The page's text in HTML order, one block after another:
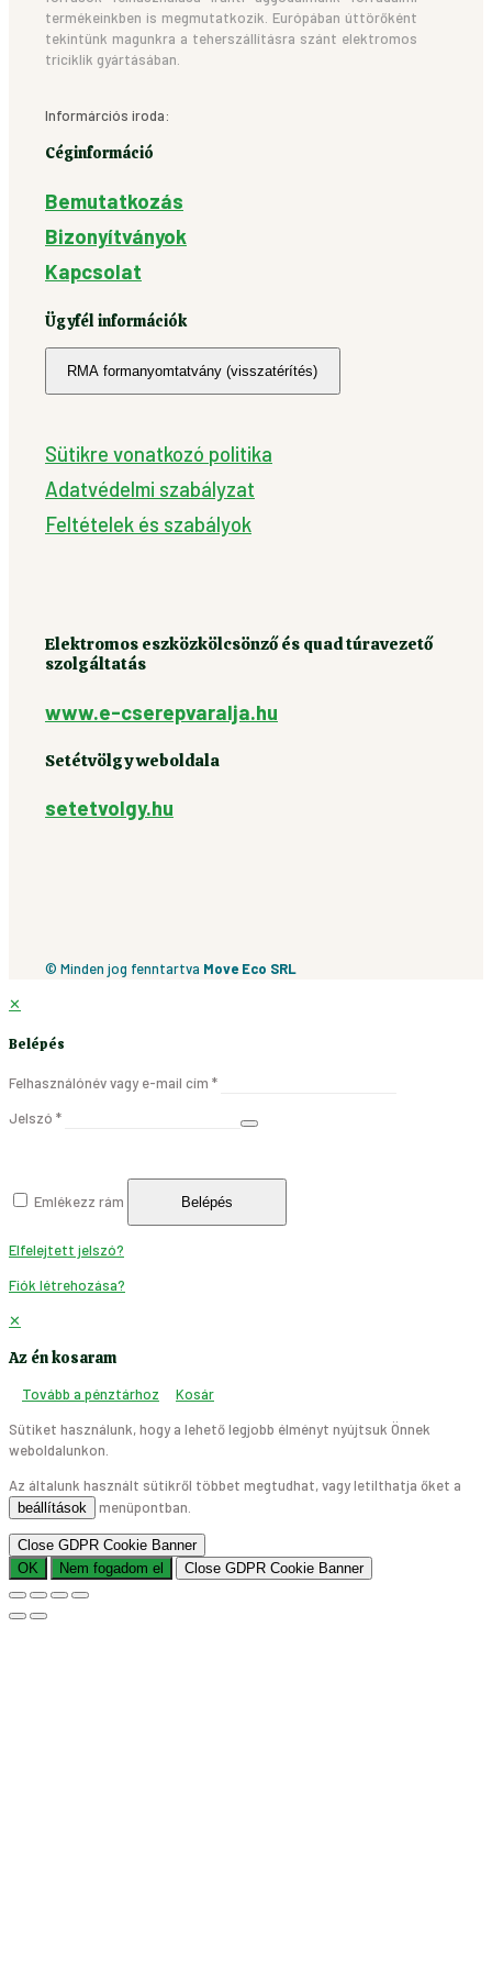
termékeinkben is megmutatkozik. Európában úttörőként
tekintünk magunkra a teherszállításra szánt elektromos
triciklik gyártásában.
Informárciós iroda:
Céginformáció
Bemutatkozás
Bizonyítványok
Kapcsolat
Ügyfél információk
RMA formanyomtatvány (visszatérítés)
Sütikre vonatkozó politika
Adatvédelmi szabályzat
Feltételek és szabályok
Elektromos eszközkölcsönző és quad túravezető
szolgáltatás
www.e-cserepvaralja.hu
Setétvölgy weboldala
setetvolgy.hu
© Minden jog fenntartva Move Eco SRL
✕
Belépés
Felhasználónév vagy e-mail cím *
Jelszó *
Emlékezz rám Belépés
Elfelejtett jelszó?
Fiók létrehozása?
✕
Az én kosaram
Tovább a pénztárhoz
Kosár
Sütiket használunk, hogy a lehető legjobb élményt nyújtsuk Önnek
weboldalunkon.
Az általunk használt sütikről többet megtudhat, vagy letilthatja őket a
beállítások menüpontban.
Close GDPR Cookie Banner
OK
Nem fogadom el Close GDPR Cookie Banner